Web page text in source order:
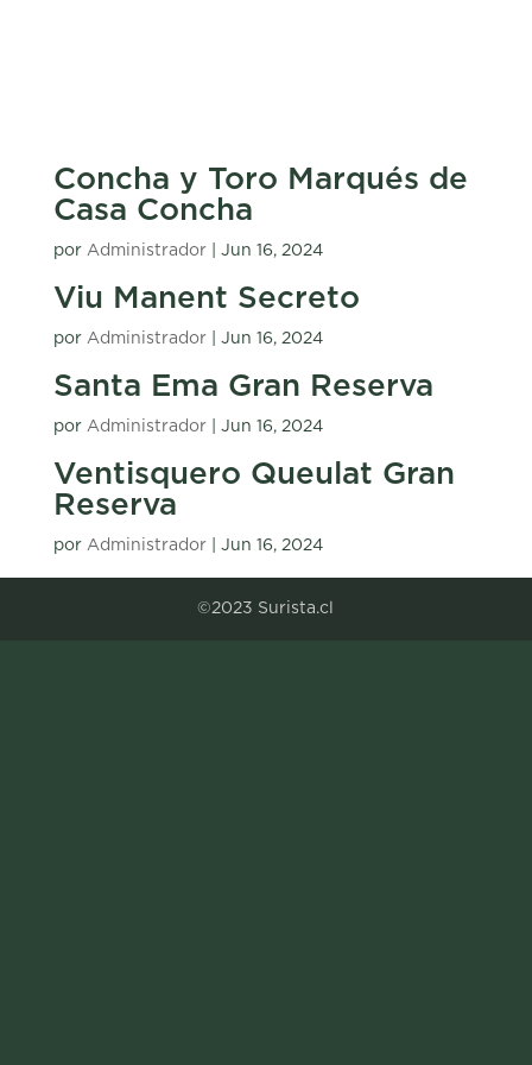
Concha y Toro Marqués de
Casa Concha
por Administrador| Jun 16, 2024
Viu Manent Secreto
por Administrador| Jun 16, 2024
Santa Ema Gran Reserva
por Administrador| Jun 16, 2024
Ventisquero Queulat Gran
Reserva
por Administrador| Jun 16, 2024
©2023 Surista.cl